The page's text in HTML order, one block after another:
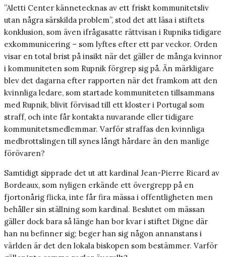
”Aletti Center kännetecknas av ett friskt kommunitetsliv
utan några särskilda problem”, stod det att läsa i stiftets
konklusion, som även ifrågasatte rättvisan i Rupniks tidigare
exkommunicering – som lyftes efter ett par veckor. Orden
visar en total brist på insikt när det gäller de många kvinnor
i kommuniteten som Rupnik förgrep sig på. Än märkligare
blev det dagarna efter rapporten när det framkom att den
kvinnliga ledare, som startade kommuniteten tillsammans
med Rupnik, blivit förvisad till ett kloster i Portugal som
straff, och inte får kontakta nuvarande eller tidigare
kommunitetsmedlemmar. Varför straffas den kvinnliga
medbrottslingen till synes långt hårdare än den manlige
förövaren?
Samtidigt sipprade det ut att kardinal Jean-Pierre Ricard av
Bordeaux, som nyligen erkände ett övergrepp på en
fjortonårig flicka, inte får fira mässa i offentligheten men
behåller sin ställning som kardinal. Beslutet om mässan
gäller dock bara så länge han bor kvar i stiftet Digne där
han nu befinner sig; beger han sig någon annanstans i
världen är det den lokala biskopen som bestämmer. Varför